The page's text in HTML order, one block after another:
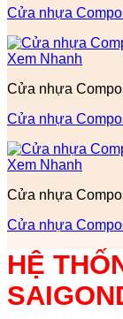
Cửa nhựa
Xem Nhanh
Cửa nhựa
Cửa nhựa
Xem Nhanh
Cửa nhựa
Cửa nhựa
HỆ